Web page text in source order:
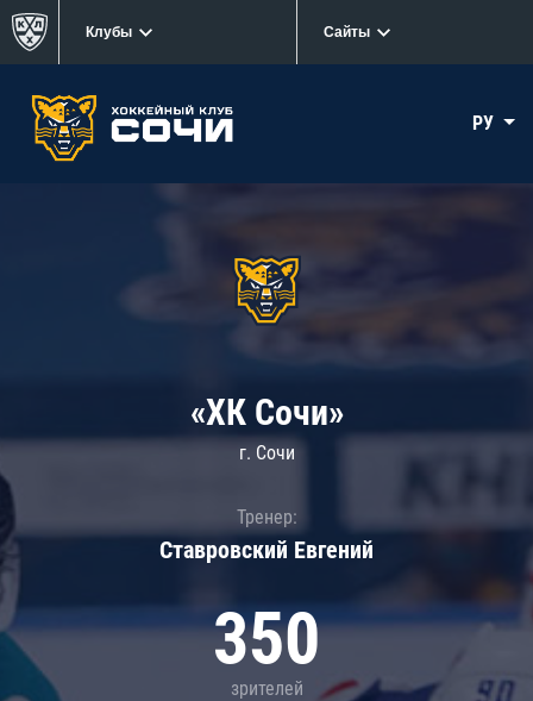
Клубы Сайты
РУ
«ХК Сочи»
г. Сочи
Тренер:
Ставровский Евгений
350
зрителей